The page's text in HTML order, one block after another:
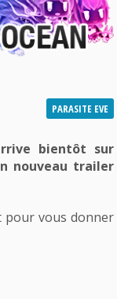
PARASITE EVE
bientôt sur
nouveau trailer
pour vous donner